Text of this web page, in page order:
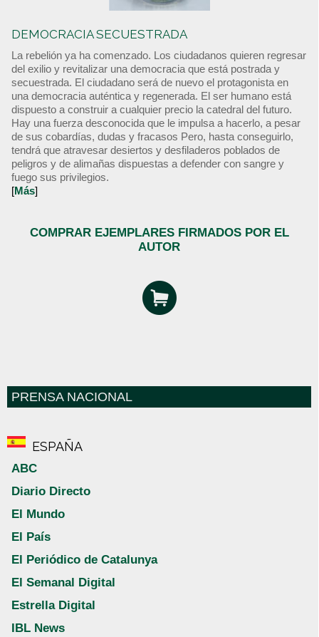
DEMOCRACIA SECUESTRADA
La rebelión ya ha comenzado. Los ciudadanos quieren regresar
del exilio y revitalizar una democracia que está postrada y
secuestrada. El ciudadano será de nuevo el protagonista en
una democracia auténtica y regenerada. El ser humano está
dispuesto a construir a cualquier precio la catedral del futuro.
Hay una fuerza desconocida que le impulsa a hacerlo, a pesar
de sus cobardías, dudas y fracasos Pero, hasta conseguirlo,
tendrá que atravesar desiertos y desfiladeros poblados de
peligros y de alimañas dispuestas a defender con sangre y
fuego sus privilegios.
[Más]
COMPRAR EJEMPLARES FIRMADOS POR EL
AUTOR
PRENSA NACIONAL
ESPAÑA
ABC
Diario Directo
El Mundo
El País
El Periódico de Catalunya
El Semanal Digital
Estrella Digital
IBL News